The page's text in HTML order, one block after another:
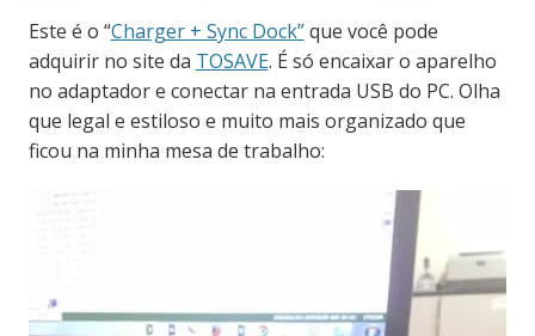
Este é o “Charger + Sync Dock”que você pode
adquirir no site da TOSAVE. É só encaixar o aparelho
no adaptador e conectar na entrada USB do PC. Olha
que legal e estiloso e muito mais organizado que
ficou na minha mesa de trabalho: